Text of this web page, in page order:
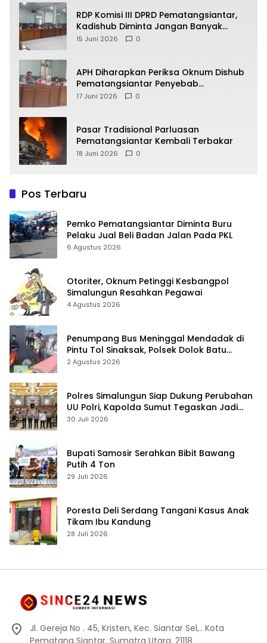
RDP Komisi III DPRD Pematangsiantar,
Kadishub Diminta Jangan Banyak
Alasan
15 Juni 2026 0
APH Diharapkan Periksa Oknum Dishub
Pematangsiantar Penyebab
Kebocoran PAD Retribusi Parkir
17 Juni 2026 0
Pasar Tradisional Parluasan
Pematangsiantar Kembali Terbakar
18 Juni 2026 0
Pos Terbaru
Pemko Pematangsiantar Diminta Buru
Pelaku Jual Beli Badan Jalan Pada PKL
6 Agustus 2026
Otoriter, Oknum Petinggi Kesbangpol
Simalungun Resahkan Pegawai
4 Agustus 2026
Penumpang Bus Meninggal Mendadak di
Pintu Tol Sinaksak, Polsek Dolok Batu
Nanggar Gerak Cepat Olah TKP
2 Agustus 2026
Polres Simalungun Siap Dukung Perubahan
UU Polri, Kapolda Sumut Tegaskan Jadi
Fondasi Penguatan Profesionalisme dan
30 Juli 2026
Bupati Samosir Serahkan Bibit Bawang
Putih 4 Ton
29 Juli 2026
Poresta Deli Serdang Tangani Kasus Anak
Tikam Ibu Kandung
28 Juli 2026
Jl. Gereja No . 45, Kristen, Kec. Siantar Sel,.. Kota
Pematang Siantar, Sumatra Utara. 21118